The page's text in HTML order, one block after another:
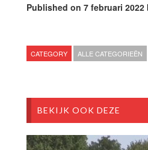
Published on 7 februari 2022
CATEGORY ALLE CATEGORIEËN
BEKIJK OOK DEZE